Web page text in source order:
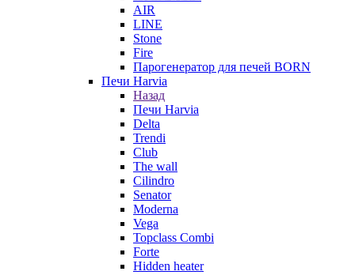
AIR
LINE
Stone
Fire
Парогенератор для печей BORN
Печи Harvia
Назад
Печи Harvia
Delta
Trendi
Club
The wall
Cilindro
Senator
Moderna
Vega
Topclass Combi
Forte
Hidden heater